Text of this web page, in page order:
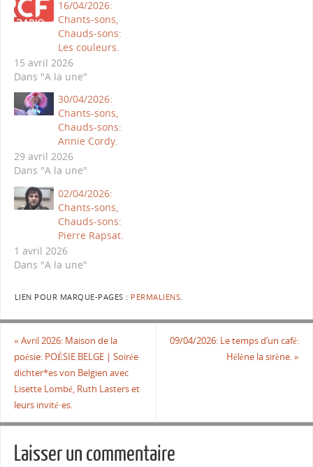
16/04/2026:
Chants-sons,
Chauds-sons:
Les couleurs.
15 avril 2026
Dans "A la une"
30/04/2026:
Chants-sons,
Chauds-sons:
Annie Cordy.
29 avril 2026
Dans "A la une"
02/04/2026:
Chants-sons,
Chauds-sons:
Pierre Rapsat.
1 avril 2026
Dans "A la une"
LIEN POUR MARQUE-PAGES : PERMALIENS.
« Avril 2026: Maison de la
poésie: POÉSIE BELGE | Soirée
dichter*es von Belgien avec
Lisette Lombé, Ruth Lasters et
leurs invité·es.
09/04/2026: Le temps d’un café:
Hélène la sirène.»
Laisser un commentaire